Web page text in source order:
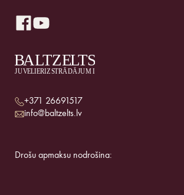
+371 26691517
info@baltzelts.lv
Drošu apmaksu nodrošina: